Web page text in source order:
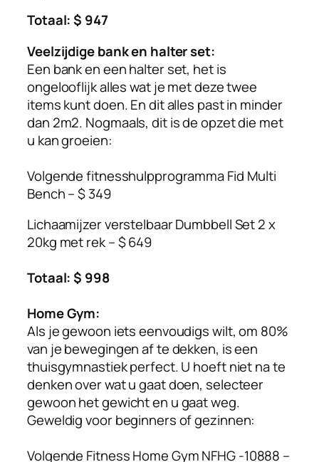
Totaal: $ 947
Veelzijdige bank en halter set:
Een bank en een halter set, het is
ongelooflijk alles wat je met deze twee
items kunt doen. En dit alles past in minder
dan 2m2. Nogmaals, dit is de opzet die met
u kan groeien:
Volgende fitnesshulpprogramma Fid Multi
Bench – $ 349
Lichaamijzer verstelbaar Dumbbell Set 2 x
20kg met rek – $ 649
Totaal: $ 998
Home Gym:
Als je gewoon iets eenvoudigs wilt, om 80%
van je bewegingen af ​​te dekken, is een
thuisgymnastiek perfect. U hoeft niet na te
denken over wat u gaat doen, selecteer
gewoon het gewicht en u gaat weg.
Geweldig voor beginners of gezinnen:
Volgende Fitness Home Gym NFHG -10888 –